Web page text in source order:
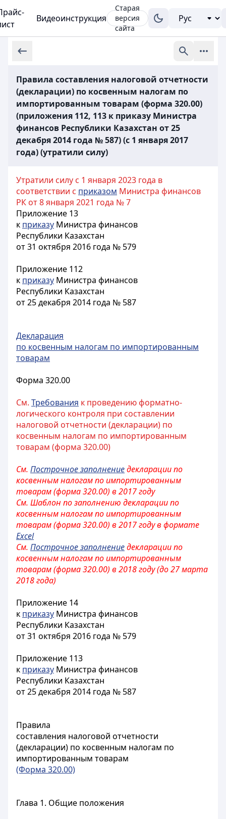
Видеоинструкция
Старая
версия
сайта
Правила составления налоговой отчетности
(декларации) по косвенным налогам по
импортированным товарам (форма 320.00)
(приложения 112, 113 к приказу Министра
финансов Республики Казахстан от 25
декабря 2014 года № 587) (с 1 января 2017
года) (утратили силу)
Утратили силу с 1 января 2023 года в
соответствии с приказом Министра финансов
РК от 8 января 2021 года № 7
Приложение 13
к приказу Министра финансов
Республики Казахстан
от 31 октября 2016 года № 579
Приложение 112
к приказу Министра финансов
Республики Казахстан
от 25 декабря 2014 года № 587
Декларация
по косвенным налогам по импортированным
товарам
Форма 320.00
См. Требования к проведению форматно-
логического контроля при составлении
налоговой отчетности (декларации) по
косвенным налогам по импортированным
товарам (форма 320.00)
См. Построчное заполнениедекларации по
косвенным налогам по импортированным
товарам (форма 320.00) в 2017 году
См. Шаблон по заполнению декларации по
косвенным налогам по импортированным
товарам (форма 320.00) в 2017 году в формате
Excel
См. Построчное заполнениедекларации по
косвенным налогам по импортированным
товарам (форма 320.00) в 2018 году (до 27 марта
2018 года)
Приложение 14
к приказу Министра финансов
Республики Казахстан
от 31 октября 2016 года № 579
Приложение 113
к приказу Министра финансов
Республики Казахстан
от 25 декабря 2014 года № 587
Правила
составления налоговой отчетности
(декларации) по косвенным налогам по
импортированным товарам
(Форма 320.00)
Глава 1. Общие положения